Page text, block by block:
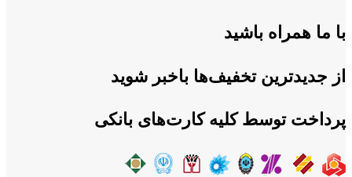
با ما همراه باشید
از جدیدترین تخفیف‌ها باخبر شوید
پرداخت توسط کلیه کارت‌های بانکی